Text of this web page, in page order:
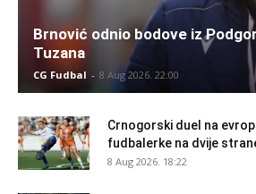
Brnović odnio bodove iz
Tuzana
CG Fudbal - 8 Aug 2026. 22:00
Crnogorski duel na
fudbalerke na dvije
8 Aug 2026. 18:22